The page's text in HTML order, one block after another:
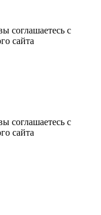
соглашаетесь с
сайта
соглашаетесь с
сайта